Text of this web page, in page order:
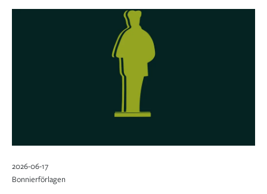
2026-06-17
Bonnierförlagen